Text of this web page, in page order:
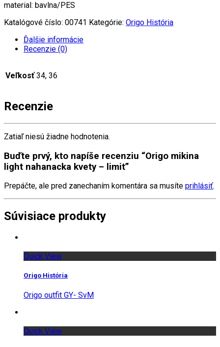
material: bavlna/PES
Katalógové číslo: 00741 Kategórie: Origo História
Ďalšie informácie
Recenzie (0)
Veľkosť 34, 36
Recenzie
Zatiaľ niesú žiadne hodnotenia.
Buďte prvý, kto napíše recenziu “Origo mikina
light nahanacka kvety – limit”
Prepáčte, ale pred zanechaním komentára sa musíte prihlásiť.
Súvisiace produkty
Quick View
Origo História
Origo outfit GY- SvM
Quick View